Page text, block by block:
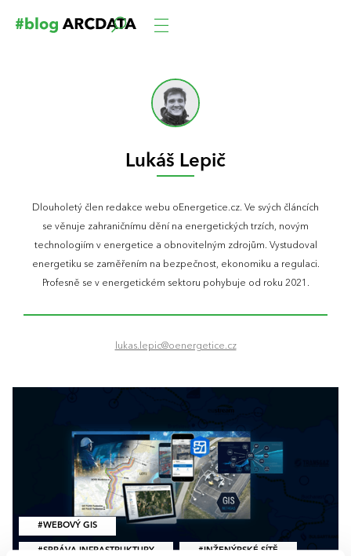
Lukáš Lepič
Dlouholetý člen redakce webu oEnergetice.cz. Ve svých článcích
se věnuje zahraničnímu dění na energetických trzích, novým
technologiím v energetice a obnovitelným zdrojům. Vystudoval
energetiku se zaměřením na bezpečnost, ekonomiku a regulaci.
Profesně se v energetickém sektoru pohybuje od roku 2021.
lukas.lepic@oenergetice.cz
SPRÁVA INFRASTRUKTURY INŽENÝRSKÉ SÍTĚ
WEBOVÝ GIS